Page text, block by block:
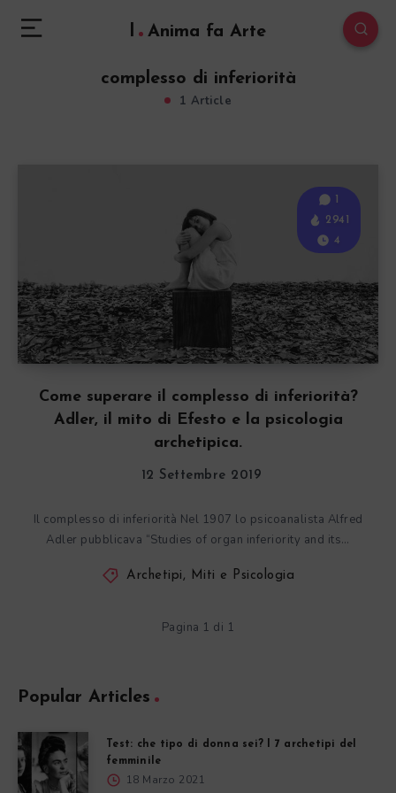
l Anima fa Arte
complesso di inferiorità
1 Article
Come superare il complesso di inferiorità?
Adler, il mito di Efesto e la psicologia
archetipica.
1
2941
4
12 Settembre 2019
Il complesso di inferiorità Nel 1907 lo psicoanalista Alfred
Adler pubblicava “Studies of organ inferiority and its…
Archetipi, Miti e Psicologia
Pagina 1 di 1
Popular Articles
Test: che tipo di donna sei? I 7 archetipi del
femminile
18 Marzo 2021